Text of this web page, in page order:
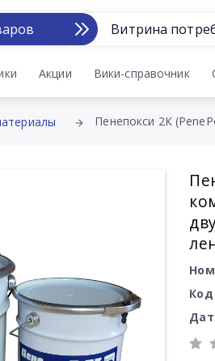
Витрина
Акции Вики-справочник
Код